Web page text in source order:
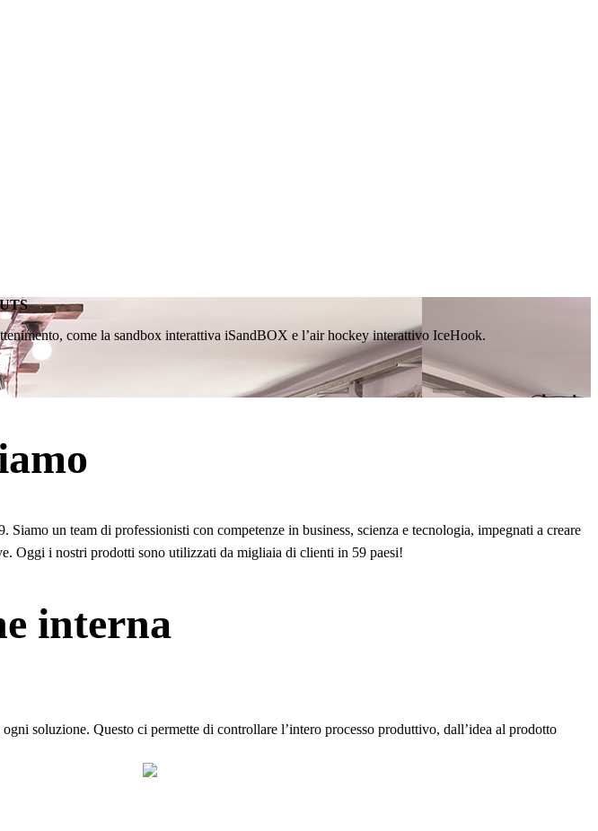
come la sandbox interattiva iSandBOX e l’air hockey interattivo IceHook.
un team di professionisti con competenze in business, scienza e tecnologia, impegnati a creare
Oggi i nostri prodotti sono utilizzati da migliaia di clienti in 59 paesi!
interna
soluzione. Questo ci permette di controllare l’intero processo produttivo, dall’idea al prodotto